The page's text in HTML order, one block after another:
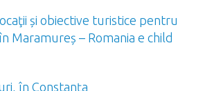
și obiective turistice pentru
Maramureș – Romania e child
în Constanţa